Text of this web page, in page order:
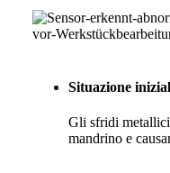
Situazione
Gli sfridi
mandrino e